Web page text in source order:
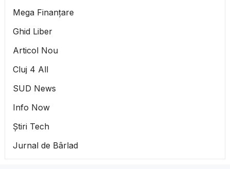
Mega Finanțare
Ghid Liber
Articol Nou
Cluj 4 All
SUD News
Info Now
Știri Tech
Jurnal de Bârlad